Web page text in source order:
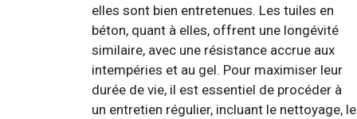
elles sont bien entretenues. Les tuiles en
béton, quant à elles, offrent une longévité
similaire, avec une résistance accrue aux
intempéries et au gel. Pour maximiser leur
durée de vie, il est essentiel de procéder à
un entretien régulier, incluant le nettoyage, le